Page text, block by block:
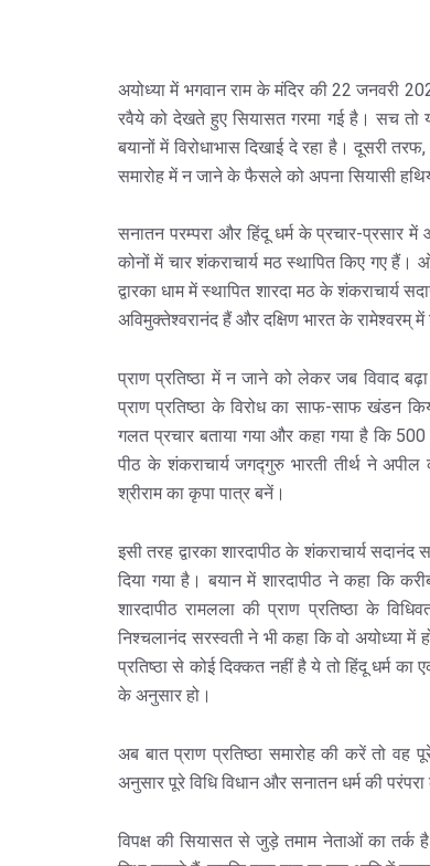
अयोध्या में भगवान राम के मंदिर की 22 जनवरी
रवैये को देखते हुए सियासत गरमा गई है। सच तो
बयानों में विरोधाभास दिखाई दे रहा है। दूसरी
समारोह में न जाने के फैसले को अपना सियासी
सनातन परम्परा और हिंदू धर्म के प्रचार-प्रसार
कोनों में चार शंकराचार्य मठ स्थापित किए गए हैं।
द्वारका धाम में स्थापित शारदा मठ के शंकराचार्य
अविमुक्तेश्वरानंद हैं और दक्षिण भारत के रामेश्वरम्
प्राण प्रतिष्ठा में न जाने को लेकर जब विवाद
प्राण प्रतिष्ठा के विरोध का साफ-साफ खंडन
गलत प्रचार बताया गया और कहा गया है कि 500
पीठ के शंकराचार्य जगद्गुरु भारती तीर्थ ने
श्रीराम का कृपा पात्र बनें।
इसी तरह द्वारका शारदापीठ के शंकराचार्य
दिया गया है। बयान में शारदापीठ ने कहा कि
शारदापीठ रामलला की प्राण प्रतिष्ठा के
निश्चलानंद सरस्वती ने भी कहा कि वो अयोध्या में
प्रतिष्ठा से कोई दिक्कत नहीं है ये तो हिंदू धर्म का
के अनुसार हो।
अब बात प्राण प्रतिष्ठा समारोह की करें तो वह पूरे
अनुसार पूरे विधि विधान और सनातन धर्म की
विपक्ष की सियासत से जुड़े तमाम नेताओं का तर्क